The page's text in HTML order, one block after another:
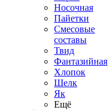
Носочная
Пайетки
Смесовые
составы
Твид
Фантазийная
Хлопок
Шелк
Як
Ещё